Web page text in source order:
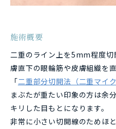
施術概要
二重のライン上を5mm程度切
膚直下の眼輪筋や皮膚組織を
「二重部分切開法（二重マイク
まぶたが重たい印象の方は余
キリした目もとになります。
非常に小さい切開線のためほ